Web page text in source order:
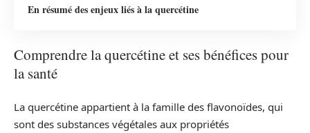
En résumé des enjeux liés à la quercétine
Comprendre la quercétine et ses bénéfices pour
la santé
La quercétine appartient à la famille des flavonoïdes, qui
sont des substances végétales aux propriétés